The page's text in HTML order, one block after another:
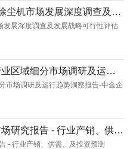
2025-2031年全球及中国干式除尘机市场发展深度调查及发展战略可行性评估预测报告
展深度调查及发展战略可行性评估
2025年中国复印式电子白板行业区域细分市场调研及运行趋势洞察报告-中金企信发布
市场调研及运行趋势洞察报告-中金企
2025年全球及中国SoC芯片市场研究报告 - 行业产销、供需、及投资预测
- 行业产销、供需、及投资预测